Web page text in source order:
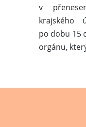
v
krajského
po dobu 15
orgánu,